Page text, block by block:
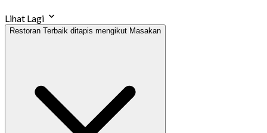
Lihat Lagi
Restoran Terbaik ditapis mengikut Masakan